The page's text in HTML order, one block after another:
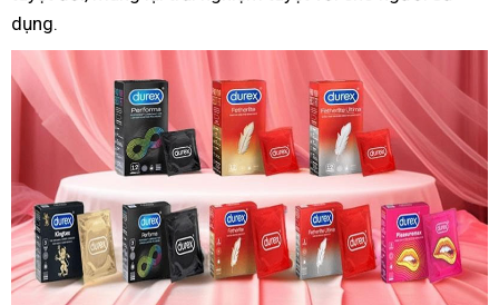
dụng.